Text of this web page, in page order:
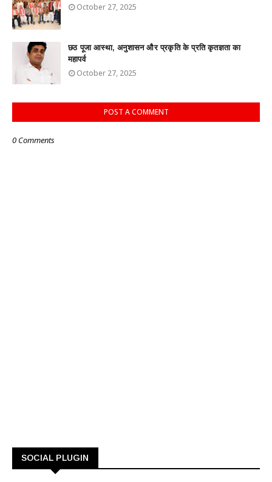
October 27, 2025
छठ पूजा आस्था, अनुशासन और प्रकृति के प्रति कृतज्ञता का
महापर्व
October 27, 2025
POST A COMMENT
0 Comments
SOCIAL PLUGIN